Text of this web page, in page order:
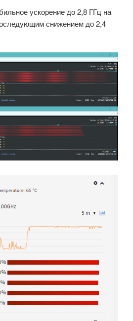
ускорение до 2,8 ГГц на
снижением до 2,4